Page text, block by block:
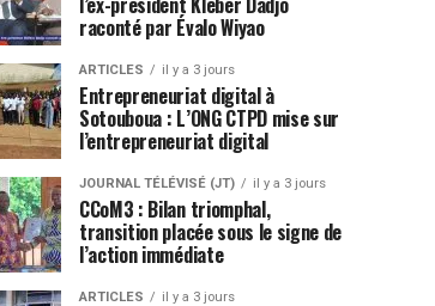
raconté par Évalo Wiyao
ARTICLES il y a 3 jours
Entrepreneuriat digital à
Sotouboua : L’ONG CTPD mise sur
l’entrepreneuriat digital
JOURNAL TÉLÉVISÉ (JT) il y a 3 jours
CCoM3 : Bilan triomphal,
transition placée sous le signe de
l’action immédiate
ARTICLES il y a 3 jours